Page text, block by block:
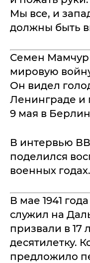
Мы все, и
должны быть
Семен
мировую
Он видел
Ленинграде и
9 мая в
В интервью
поделился
военных годах.
В мае 1941
служил на
призвали в 17
десятилетку.
предложило